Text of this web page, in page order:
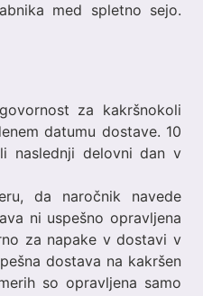
med spletno sejo.
za kakršnokoli
datumu dostave. 10
naslednji delovni dan v
da naročnik navede
ni uspešno opravljena
za napake v dostavi v
dostava na kakršen
so opravljena samo